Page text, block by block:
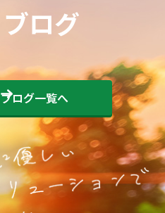
ブログ
ブログ一覧へ